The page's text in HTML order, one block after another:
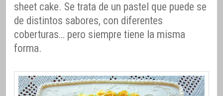
sheet cake. Se trata de un pastel que puede se
de distintos sabores, con diferentes
coberturas… pero siempre tiene la misma
forma.